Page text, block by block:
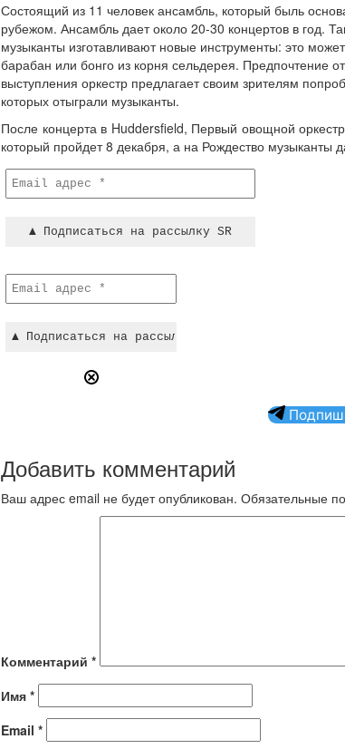
Состоящий из 11 человек ансамбль, который быль
рубежом. Ансамбль дает около 20-30 концертов в год.
музыканты изготавливают новые инструменты: это
барабан или бонго из корня сельдерея. Предпочтение
выступления оркестр предлагает своим зрителям
которых отыграли музыканты.
После концерта в Huddersfield, Первый овощной
который пройдет 8 декабря, а на Рождество музыканты
Добавить комментарий
Ваш адрес email не будет опубликован. Обязательные
Комментарий *
Имя *
Email *